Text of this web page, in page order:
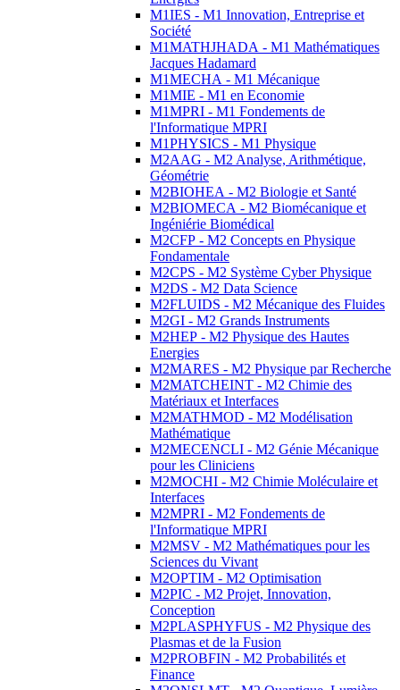
M1IES - M1 Innovation, Entreprise et
Société
M1MATHJHADA - M1 Mathématiques
Jacques Hadamard
M1MECHA - M1 Mécanique
M1MIE - M1 en Economie
M1MPRI - M1 Fondements de
l'Informatique MPRI
M1PHYSICS - M1 Physique
M2AAG - M2 Analyse, Arithmétique,
Géométrie
M2BIOHEA - M2 Biologie et Santé
M2BIOMECA - M2 Biomécanique et
Ingéniérie Biomédical
M2CFP - M2 Concepts en Physique
Fondamentale
M2CPS - M2 Système Cyber Physique
M2DS - M2 Data Science
M2FLUIDS - M2 Mécanique des Fluides
M2GI - M2 Grands Instruments
M2HEP - M2 Physique des Hautes
Energies
M2MARES - M2 Physique par Recherche
M2MATCHEINT - M2 Chimie des
Matériaux et Interfaces
M2MATHMOD - M2 Modélisation
Mathématique
M2MECENCLI - M2 Génie Mécanique
pour les Cliniciens
M2MOCHI - M2 Chimie Moléculaire et
Interfaces
M2MPRI - M2 Fondements de
l'Informatique MPRI
M2MSV - M2 Mathématiques pour les
Sciences du Vivant
M2OPTIM - M2 Optimisation
M2PIC - M2 Projet, Innovation,
Conception
M2PLASPHYFUS - M2 Physique des
Plasmas et de la Fusion
M2PROBFIN - M2 Probabilités et
Finance